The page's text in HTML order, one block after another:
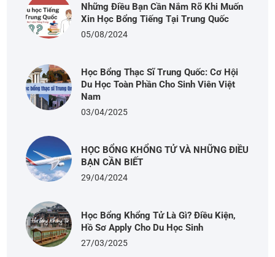
Những Điều Bạn Cần Nắm Rõ Khi Muốn
Xin Học Bổng Tiếng Tại Trung Quốc
05/08/2024
Học Bổng Thạc Sĩ Trung Quốc: Cơ Hội
Du Học Toàn Phần Cho Sinh Viên Việt
Nam
03/04/2025
HỌC BỔNG KHỔNG TỬ VÀ NHỮNG ĐIỀU
BẠN CẦN BIẾT
29/04/2024
Học Bổng Khổng Tử Là Gì? Điều Kiện,
Hồ Sơ Apply Cho Du Học Sinh
27/03/2025